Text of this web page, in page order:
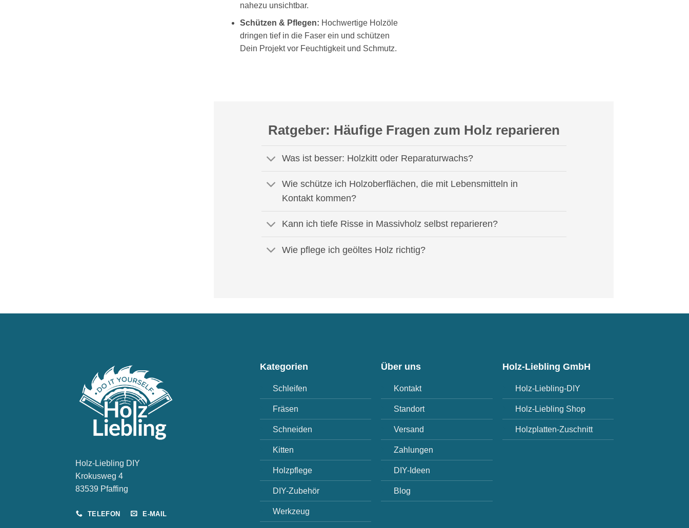
nahezu unsichtbar.
Schützen & Pflegen: Hochwertige Holzöle
dringen tief in die Faser ein und schützen
Dein Projekt vor Feuchtigkeit und Schmutz.
Ratgeber: Häufige Fragen zum Holz reparieren
Was ist besser: Holzkitt oder Reparaturwachs?
Wie schütze ich Holzoberflächen, die mit Lebensmitteln in
Kontakt kommen?
Kann ich tiefe Risse in Massivholz selbst reparieren?
Wie pflege ich geöltes Holz richtig?
Holz-Liebling DIY
Krokusweg 4
83539 Pfaffing
TELEFON E-MAIL
Kategorien
Schleifen
Fräsen
Schneiden
Kitten
Holzpflege
DIY-Zubehör
Werkzeug
Über uns
Kontakt
Standort
Versand
Zahlungen
DIY-Ideen
Blog
Holz-Liebling GmbH
Holz-Liebling-DIY
Holz-Liebling Shop
Holzplatten-Zuschnitt